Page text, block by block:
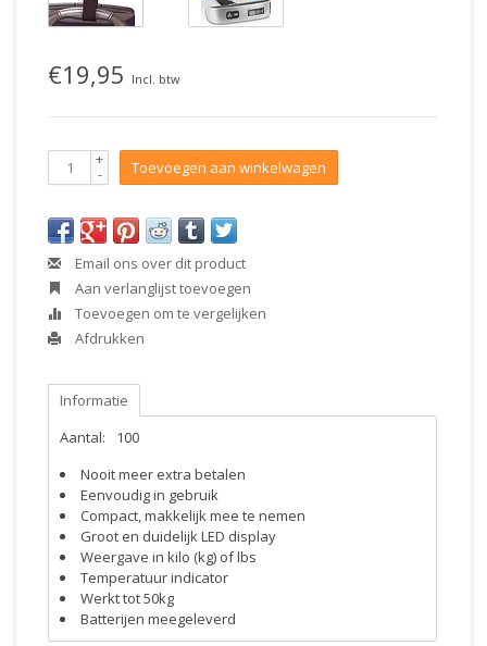
€19,95 Incl. btw
+
- Toevoegen aan winkelwagen
Email ons over dit product
Aan verlanglijst toevoegen
Toevoegen om te vergelijken
Afdrukken
Informatie
Aantal:
100
Nooit meer extra betalen
Eenvoudig in gebruik
Compact, makkelijk mee te nemen
Groot en duidelijk LED display
Weergave in kilo (kg) of lbs
Temperatuur indicator
Werkt tot 50kg
Batterijen meegeleverd